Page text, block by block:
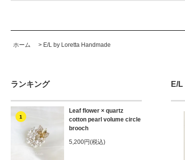
ホーム > E/L by Loretta Handmade
ランキング
1
Leaf flower × quartz
cotton pearl volume circle
brooch
5,200円(税込)
E/